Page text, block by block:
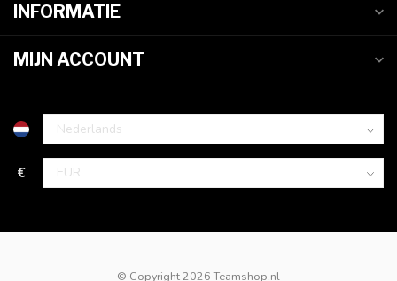
INFORMATIE
MIJN ACCOUNT
€
© Copyright 2026 Teamshop.nl